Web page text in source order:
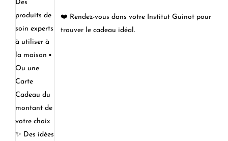
❤️ Rendez-vous dans votre Institut Guinot pour
trouver le cadeau idéal.